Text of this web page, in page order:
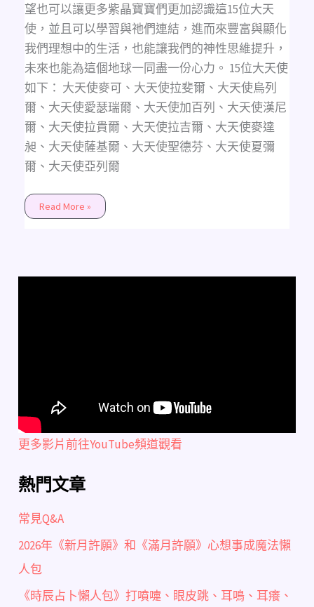
望也可以讓更多紫晶寶寶們更加認識這15位大天
使，並且可以學習與祂們連結，進而來豐富與顯化
我們理想中的生活，也能讓我們的神性思維提升，
未來也能為這個地球一同盡一份心力。 15位大天使
如下： 大天使麥可、大天使拉斐爾、大天使烏列
爾、大天使愛瑟瑞爾、大天使加百列、大天使漢尼
爾、大天使拉貴爾、大天使拉吉爾、大天使麥達
昶、大天使薩基爾、大天使聖德芬、大天使夏彌
爾、大天使亞列爾
Read More »
更多影片前往YouTube頻道觀看
熱門文章
常見Q&A
2026年《新月許願》和《滿月許願》心想事成魔法懶
人包
《時辰占卜懶人包》打噴嚏、眼皮跳、耳鳴、耳癢、